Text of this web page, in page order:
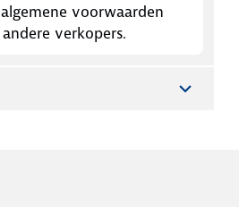
voorwaarden
verkopers.